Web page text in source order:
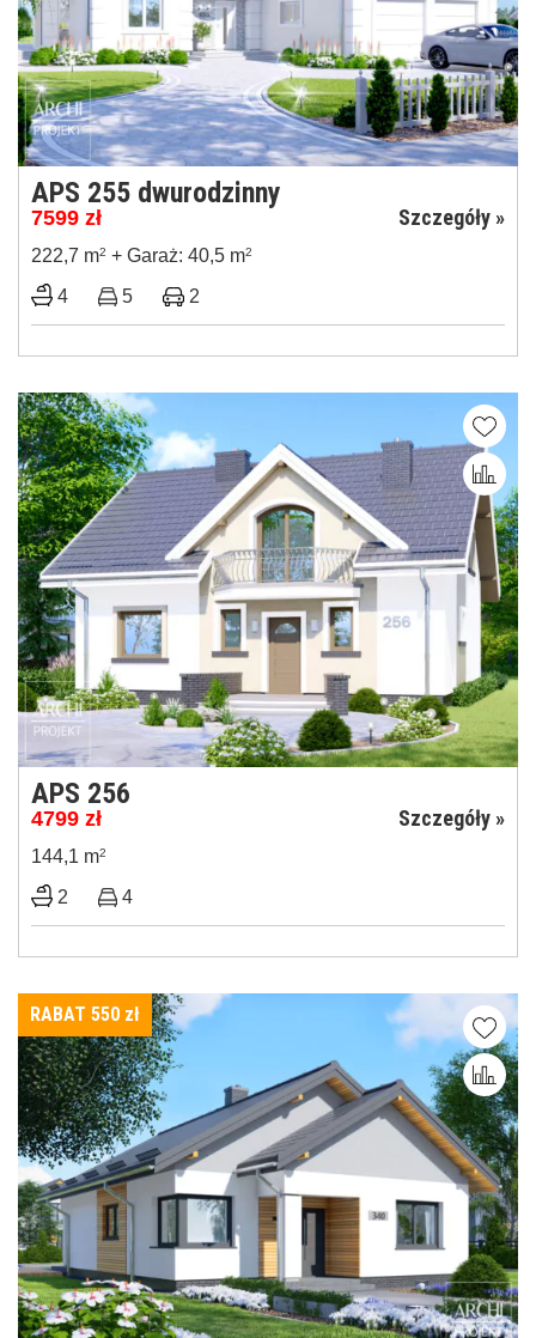
APS 255 dwurodzinny
7599 zł Szczegóły »
222,7 m2 + Garaż: 40,5 m2
4 5 2
APS 256
4799 zł Szczegóły »
144,1 m2
2 4
RABAT 550 zł